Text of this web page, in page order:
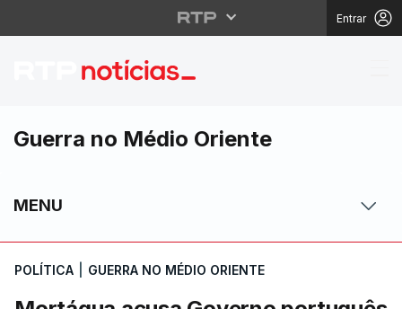
Entrar
Mortágua acusa
Guerra no Médio Oriente
MENU
POLÍTICA GUERRA NO MÉDIO ORIENTE